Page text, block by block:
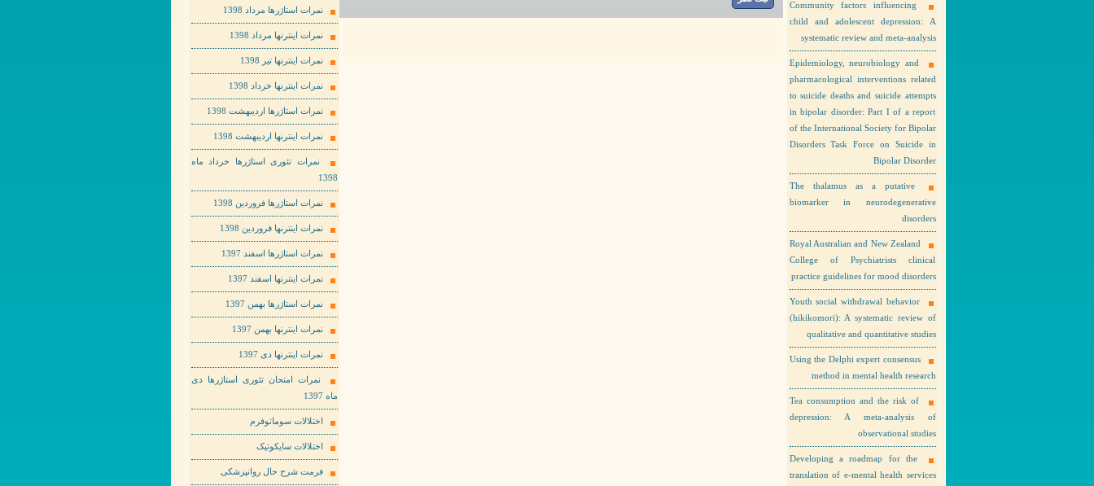
Community factors influencing
child and adolescent depression: A
systematic review and meta-analysis
Epidemiology, neurobiology and
pharmacological interventions related
to suicide deaths and suicide attempts
in bipolar disorder: Part I of a report
of the International Society for Bipolar
Disorders Task Force on Suicide in
Bipolar Disorder
The thalamus as a putative
biomarker in neurodegenerative
disorders
Royal Australian and New Zealand
College of Psychiatrists clinical
practice guidelines for mood disorders
Youth social withdrawal behavior
(hikikomori): A systematic review of
qualitative and quantitative studies
Using the Delphi expert consensus
method in mental health research
Tea consumption and the risk of
depression: A meta-analysis of
observational studies
Developing a roadmap for the
translation of e-mental health services
نمرات استاژرها مرداد 1398
نمرات اینترنها مرداد 1398
نمرات اینترنها تیر 1398
نمرات اینترنها خرداد 1398
نمرات استاژرها اردیبهشت 1398
نمرات اینترنها اردیبهشت 1398
نمرات تئوری استاژرها خرداد ماه
1398
نمرات استاژرها فروردین 1398
نمرات اینترنها فروردین 1398
نمرات استاژرها اسفند 1397
نمرات اینترنها اسفند 1397
نمرات استاژرها بهمن 1397
نمرات اینترنها بهمن 1397
نمرات اینترنها دی 1397
نمرات امتحان تئوری استاژرها دی
ماه 1397
اختلالات سوماتوفرم
اختلالات سایکوتیک
فرمت شرح حال روانپزشکی